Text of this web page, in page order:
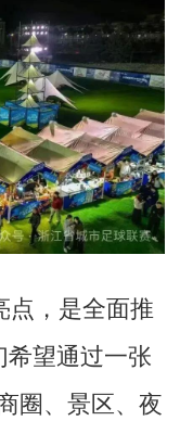
，是全面推
希望通过一张
圈、景区、夜